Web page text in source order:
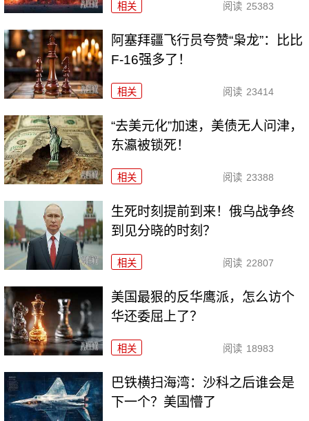
相关 阅读 25383
阿塞拜疆飞行员夸赞“枭龙”：比比
F-16强多了！
相关 阅读 23414
“去美元化”加速，美债无人问津，
东瀛被锁死！
相关 阅读 23388
生死时刻提前到来！俄乌战争终
到见分晓的时刻？
相关 阅读 22807
美国最狠的反华鹰派，怎么访个
华还委屈上了？
相关 阅读 18983
巴铁横扫海湾：沙科之后谁会是
下一个？美国懵了